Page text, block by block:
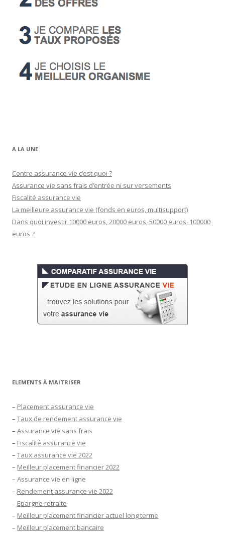
A LA UNE
Contre assurance vie c’est quoi ?
Assurance vie sans frais d’entrée ni sur versements
Fiscalité assurance vie
La meilleure assurance vie (fonds en euros, multisupport)
Dans quoi investir 10000 euros, 20000 euros, 50000 euros, 100000
euros ?
ELEMENTS À MAITRISER
– Placement assurance vie
– Taux de rendement assurance vie
– Assurance vie sans frais
– Fiscalité assurance vie
– Taux assurance vie 2022
– Meilleur placement financier 2022
– Assurance vie en ligne
– Rendement assurance vie 2022
– Epargne retraite
– Meilleur placement financier actuel long terme
– Meilleur placement bancaire